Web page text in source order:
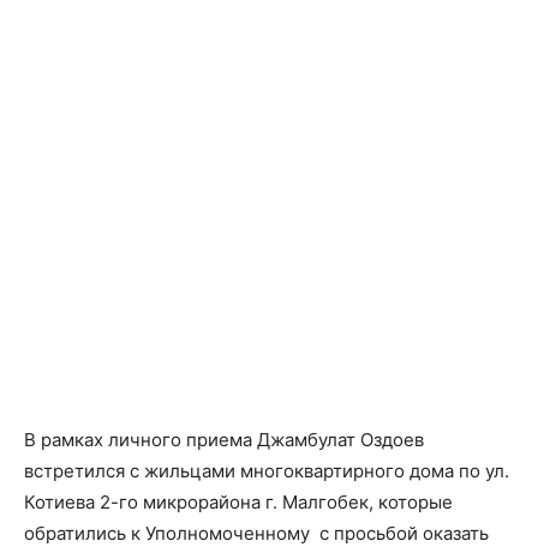
В рамках личного приема Джамбулат Оздоев
встретился с жильцами многоквартирного дома по ул.
Котиева 2-го микрорайона г. Малгобек, которые
обратились к Уполномоченному с просьбой оказать